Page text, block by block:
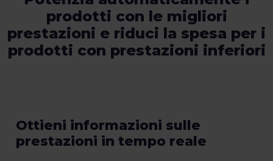
prodotti con le migliori
prestazioni e riduci la spesa per i
prodotti con prestazioni inferiori
Ottieni informazioni sulle
prestazioni in tempo reale